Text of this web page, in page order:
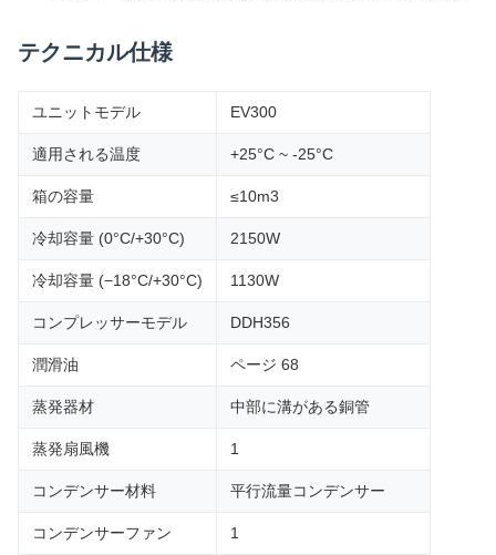
テクニカル仕様
ユニットモデル EV300
適用される温度 +25°C ~ -25°C
箱の容量 ≤10m3
冷却容量 (0°C/+30°C) 2150W
冷却容量 (−18°C/+30°C) 1130W
コンプレッサーモデル DDH356
潤滑油 ページ 68
蒸発器材 中部に溝がある銅管
蒸発扇風機 1
コンデンサー材料 平行流量コンデンサー
コンデンサーファン 1